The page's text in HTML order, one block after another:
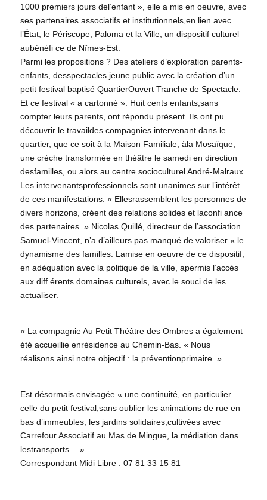
1000 premiers jours del’enfant », elle a mis en oeuvre, avec
ses partenaires associatifs et institutionnels,en lien avec
l’État, le Périscope, Paloma et la Ville, un dispositif culturel
aubénéfi ce de Nîmes-Est.
Parmi les propositions ? Des ateliers d’exploration parents-
enfants, desspectacles jeune public avec la création d’un
petit festival baptisé QuartierOuvert Tranche de Spectacle.
Et ce festival « a cartonné ». Huit cents enfants,sans
compter leurs parents, ont répondu présent. Ils ont pu
découvrir le travaildes compagnies intervenant dans le
quartier, que ce soit à la Maison Familiale, àla Mosaïque,
une crèche transformée en théâtre le samedi en direction
desfamilles, ou alors au centre socioculturel André-Malraux.
Les intervenantsprofessionnels sont unanimes sur l’intérêt
de ces manifestations. « Ellesrassemblent les personnes de
divers horizons, créent des relations solides et laconfi ance
des partenaires. » Nicolas Quillé, directeur de l’association
Samuel-Vincent, n’a d’ailleurs pas manqué de valoriser « le
dynamisme des familles. Lamise en oeuvre de ce dispositif,
en adéquation avec la politique de la ville, apermis l’accès
aux diff érents domaines culturels, avec le souci de les
actualiser.
« La compagnie Au Petit Théâtre des Ombres a également
été accueillie enrésidence au Chemin-Bas. « Nous
réalisons ainsi notre objectif : la préventionprimaire. »
Est désormais envisagée « une continuité, en particulier
celle du petit festival,sans oublier les animations de rue en
bas d’immeubles, les jardins solidaires,cultivées avec
Carrefour Associatif au Mas de Mingue, la médiation dans
lestransports… »
Correspondant Midi Libre : 07 81 33 15 81